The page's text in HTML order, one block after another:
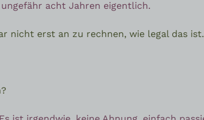
acht Jahren eigentlich.
nicht erst an zu rechnen, wie legal das ist.